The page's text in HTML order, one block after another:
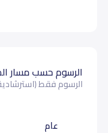
يوظف مايتعلمه في
بيانات المدرسة تحتاج
الرسوم حسب مسار
الرسوم فقط
عام